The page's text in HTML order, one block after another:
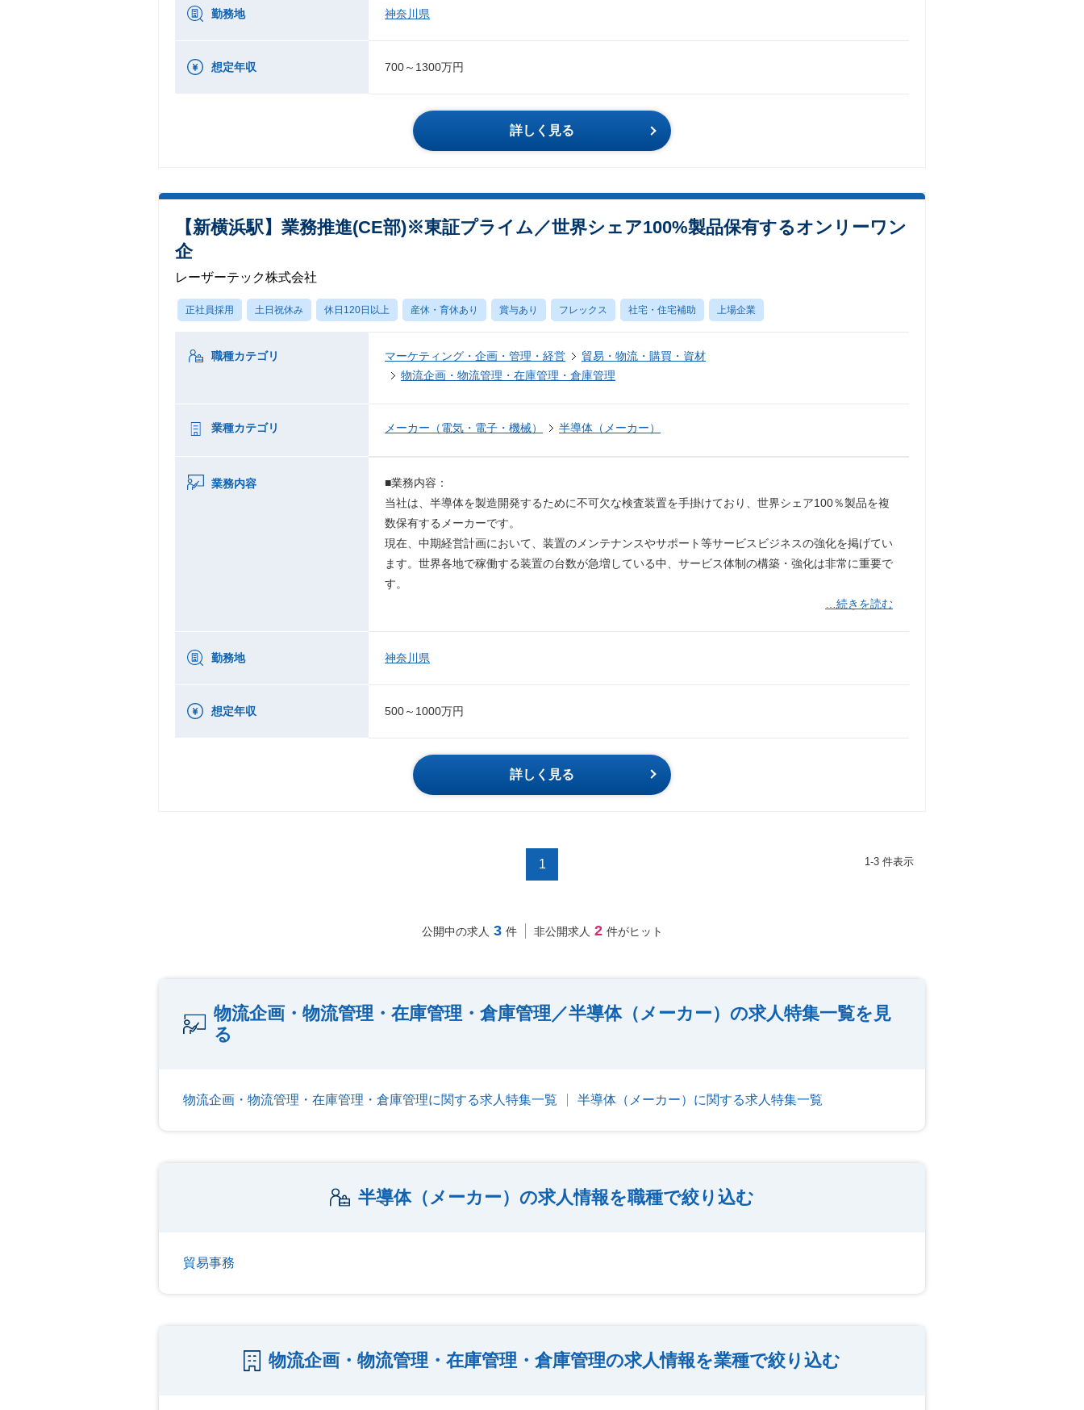
勤務地 神奈川県
想定年収 700～1300万円
詳しく見る
【新横浜駅】業務推進(CE部)※東証プライム／世界シェア100%製品保有するオンリーワン
企
レーザーテック株式会社
正社員採用 土日祝休み 休日120日以上 産休・育休あり 賞与あり フレックス 社宅・住宅補助 上場企業
職種カテゴリ マーケティング・企画・管理・経営
貿易・物流・購買・資材
物流企画・物流管理・在庫管理・倉庫管理
業種カテゴリ メーカー（電気・電子・機械） 半導体（メーカー）
業務内容
■業務内容：
当社は、半導体を製造開発するために不可欠な検査装置を手掛けており、世界シェア100％製品を複
数保有するメーカーです。
現在、中期経営計画において、装置のメンテナンスやサポート等サービスビジネスの強化を掲げてい
ます。世界各地で稼働する装置の台数が急増している中、サービス体制の構築・強化は非常に重要で
す。
…続きを読む
勤務地 神奈川県
想定年収 500～1000万円
詳しく見る
1 1-3 件表示
公開中の求人 3 件 非公開求人 2 件がヒット
物流企画・物流管理・在庫管理・倉庫管理／半導体（メーカー）の求人特集一覧を見
る
物流企画・物流管理・在庫管理・倉庫管理に関する求人特集一覧 半導体（メーカー）に関する求人特集一覧
半導体（メーカー）の求人情報を職種で絞り込む
貿易事務
物流企画・物流管理・在庫管理・倉庫管理の求人情報を業種で絞り込む